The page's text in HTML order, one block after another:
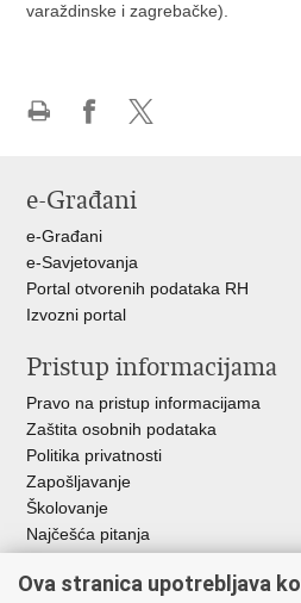
varaždinske i zagrebačke).
Facebooku
X-
e-Građani
e-Građani
e-Savjetovanja
Portal otvorenih podataka RH
Izvozni portal
Pristup informacijama
Pravo na pristup informacijama
Zaštita osobnih podataka
Politika privatnosti
Zapošljavanje
Školovanje
Najčešća pitanja
Važne poveznice
Ova stranica upotrebljava